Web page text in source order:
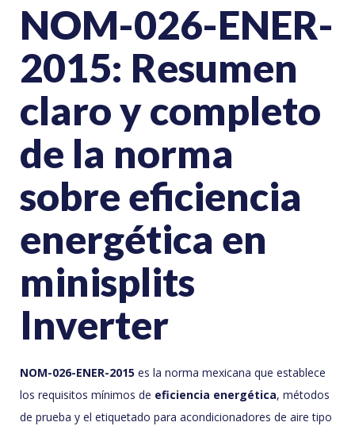
NOM-026-ENER-
2015: Resumen
claro y completo
de la norma
sobre eficiencia
energética en
minisplits
Inverter
NOM-026-ENER-2015 es la norma mexicana que establece
los requisitos mínimos de eficiencia energética, métodos
de prueba y el etiquetado para acondicionadores de aire tipo